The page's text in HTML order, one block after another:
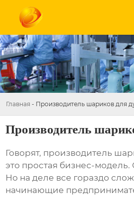
Главная - Производитель шариков для
Производитель
Говорят, производитель
это простая бизнес-
Но на деле все гораздо
начинающие